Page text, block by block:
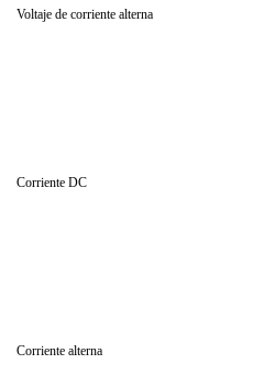
Voltaje de corriente alterna
Corriente DC
Corriente alterna